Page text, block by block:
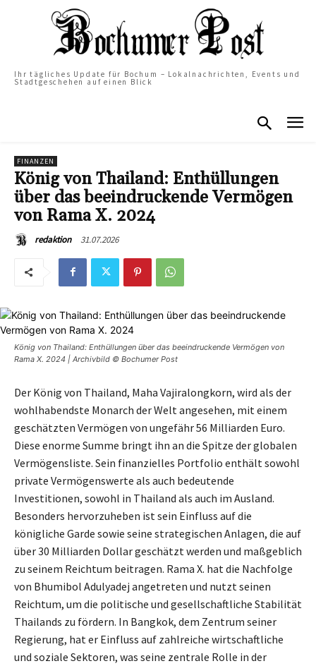
Ihr tägliches Update für Bochum – Lokalnachrichten, Events und
Stadtgeschehen auf einen Blick
FINANZEN
König von Thailand: Enthüllungen
über das beeindruckende Vermögen
von Rama X. 2024
redaktion 31.07.2026
König von Thailand: Enthüllungen über das beeindruckende Vermögen von
Rama X. 2024 | Archivbild © Bochumer Post
Der König von Thailand, Maha Vajiralongkorn, wird als der
wohlhabendste Monarch der Welt angesehen, mit einem
geschätzten Vermögen von ungefähr 56 Milliarden Euro.
Diese enorme Summe bringt ihn an die Spitze der globalen
Vermögensliste. Sein finanzielles Portfolio enthält sowohl
private Vermögenswerte als auch bedeutende
Investitionen, sowohl in Thailand als auch im Ausland.
Besonders hervorzuheben ist sein Einfluss auf die
königliche Garde sowie seine strategischen Anlagen, die auf
über 30 Milliarden Dollar geschätzt werden und maßgeblich
zu seinem Reichtum beitragen. Rama X. hat die Nachfolge
von Bhumibol Adulyadej angetreten und nutzt seinen
Reichtum, um die politische und gesellschaftliche Stabilität
Thailands zu fördern. In Bangkok, dem Zentrum seiner
Regierung, hat er Einfluss auf zahlreiche wirtschaftliche
und soziale Sektoren, was seine zentrale Rolle in der